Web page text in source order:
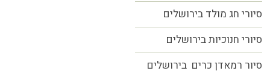
סיורי חג מולד בירושלים
סיורי חנוכיות בירושלים
סיור רמאדן כרים בירושלים